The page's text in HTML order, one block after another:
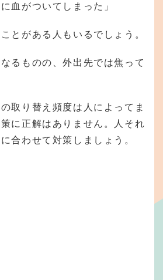
血がついてしまった」
とがある人もいるでしょう。
るものの、外出先では焦って
取り替え頻度は人によってま
に正解はありません。人それ
合わせて対策しましょう。